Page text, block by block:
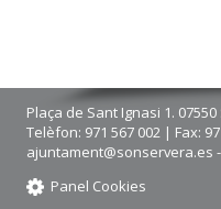
Plaça de Sant Ignasi 1.
Telèfon: 971 567 002 | Fax:
ajuntament@sonservera.es
Panel Cookies